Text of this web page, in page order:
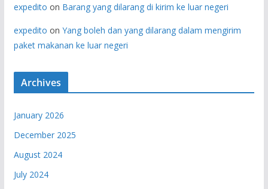
expedito on Barang yang dilarang di kirim ke luar negeri
expedito on Yang boleh dan yang dilarang dalam mengirim
paket makanan ke luar negeri
Archives
January 2026
December 2025
August 2024
July 2024